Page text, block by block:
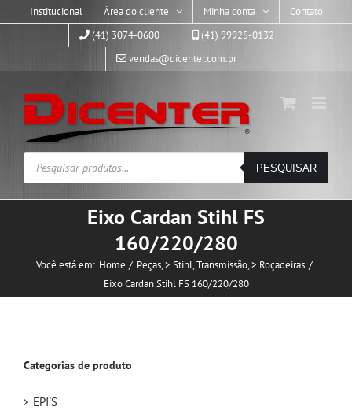
Institucional Área do cliente Minha conta
Contato
(41) 3074-0600
(41) 99925-0132
vendas@dicenter.com.br
Pesquisar
produtos
PESQUISAR
Eixo Cardan Stihl FS
160/220/280
Você está em: Home Peças > Stihl Transmissão > Roçadeiras
Eixo Cardan Stihl FS 160/220/280
Categorias de produto
EPI'S